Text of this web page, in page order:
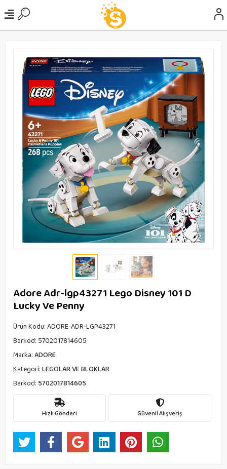
Adore Adr-lgp43271 Lego Disney 101 D
Lucky Ve Penny
Ürün Kodu:ADORE-ADR-LGP43271
Barkod: 5702017814605
Marka:ADORE
Kategori:LEGOLAR VE BLOKLAR
Barkod: 5702017814605
Hızlı Gönderi Güvenli Alışveriş